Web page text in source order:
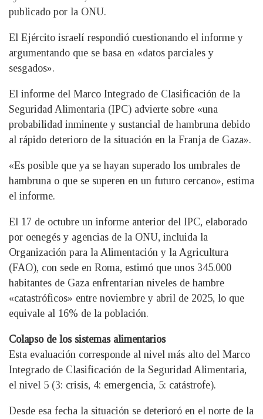
publicado por la ONU.
El Ejército israelí respondió cuestionando el informe y
argumentando que se basa en «datos parciales y
sesgados».
El informe del Marco Integrado de Clasificación de la
Seguridad Alimentaria (IPC) advierte sobre «una
probabilidad inminente y sustancial de hambruna debido
al rápido deterioro de la situación en la Franja de Gaza».
«Es posible que ya se hayan superado los umbrales de
hambruna o que se superen en un futuro cercano», estima
el informe.
El 17 de octubre un informe anterior del IPC, elaborado
por oenegés y agencias de la ONU, incluida la
Organización para la Alimentación y la Agricultura
(FAO), con sede en Roma, estimó que unos 345.000
habitantes de Gaza enfrentarían niveles de hambre
«catastróficos» entre noviembre y abril de 2025, lo que
equivale al 16% de la población.
Colapso de los sistemas alimentarios
Esta evaluación corresponde al nivel más alto del Marco
Integrado de Clasificación de la Seguridad Alimentaria,
el nivel 5 (3: crisis, 4: emergencia, 5: catástrofe).
Desde esa fecha la situación se deterioró en el norte de la